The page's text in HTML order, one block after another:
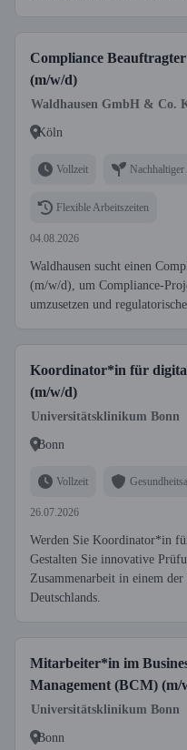
Compliance
(m/w/d)
Waldhausen GmbH & Co.
Köln
Vollzeit
Flexible Arbeitszeiten
04.08.2026
Waldhausen sucht einen
(m/w/d), um Compliance-
umzusetzen und
Koordinator*in für
(m/w/d)
Universitätsklinikum Bonn
Bonn
Vollzeit
26.07.2026
Werden Sie Koordinator*in
Gestalten Sie innovative
Zusammenarbeit in einem
Deutschlands.
Mitarbeiter*in im
Management (BCM) (m/
Universitätsklinikum Bonn
Bonn